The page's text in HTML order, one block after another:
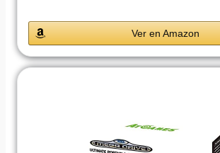
Ver en Amazon